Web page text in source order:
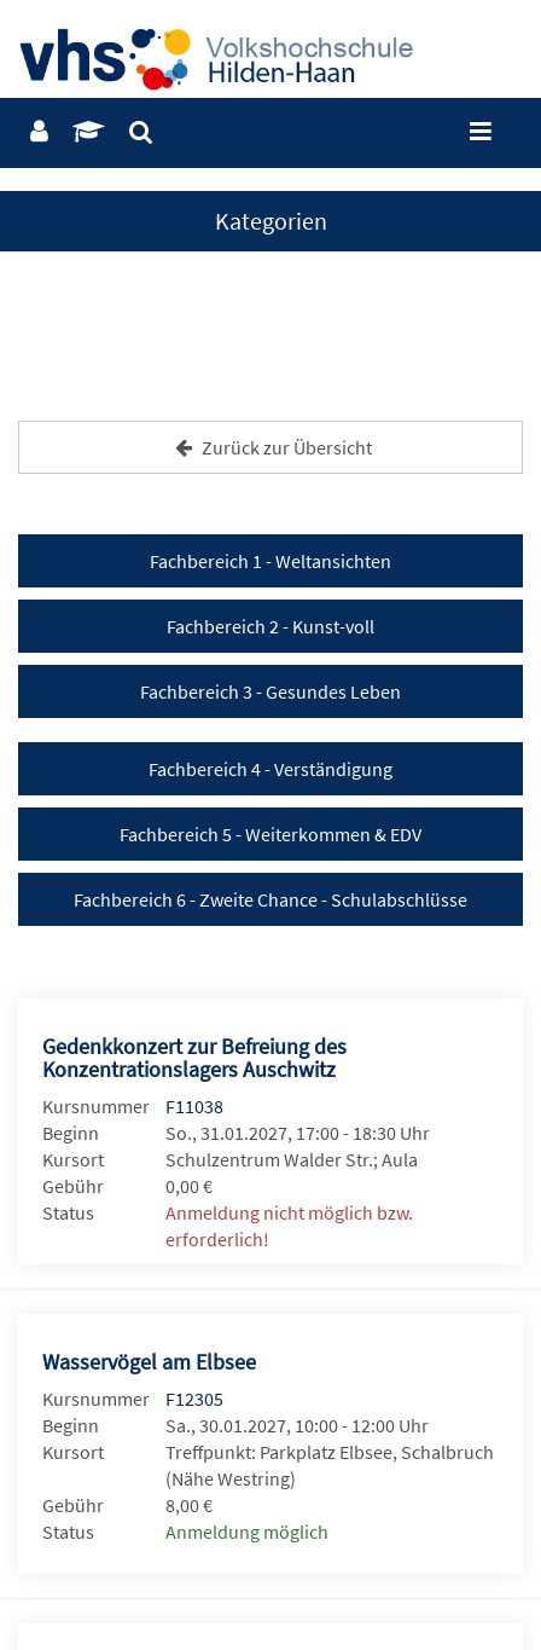
Kategorien
Zurück zur Übersicht
Fachbereich 1 - Weltansichten
Fachbereich 2 - Kunst-voll
Fachbereich 3 - Gesundes Leben
Fachbereich 4 - Verständigung
Fachbereich 5 - Weiterkommen & EDV
Fachbereich 6 - Zweite Chance - Schulabschlüsse
Gedenkkonzert zur Befreiung des
Konzentrationslagers Auschwitz
Kursnummer
F11038
Beginn
So., 31.01.2027, 17:00 - 18:30 Uhr
Kursort
Schulzentrum Walder Str.; Aula
Gebühr
0,00 €
Status
Anmeldung nicht möglich bzw.
erforderlich!
Wasservögel am Elbsee
Kursnummer
F12305
Beginn
Sa., 30.01.2027, 10:00 - 12:00 Uhr
Kursort
Treffpunkt: Parkplatz Elbsee, Schalbruch
(Nähe Westring)
Gebühr
8,00 €
Status
Anmeldung möglich